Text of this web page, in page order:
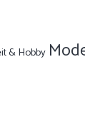
& Hobby